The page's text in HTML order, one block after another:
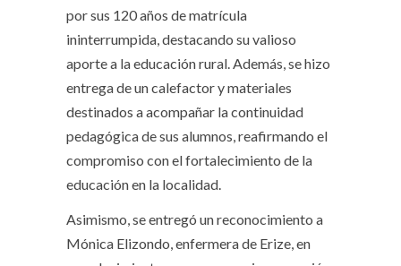
por sus 120 años de matrícula
ininterrumpida, destacando su valioso
aporte a la educación rural. Además, se hizo
entrega de un calefactor y materiales
destinados a acompañar la continuidad
pedagógica de sus alumnos, reafirmando el
compromiso con el fortalecimiento de la
educación en la localidad.
Asimismo, se entregó un reconocimiento a
Mónica Elizondo, enfermera de Erize, en